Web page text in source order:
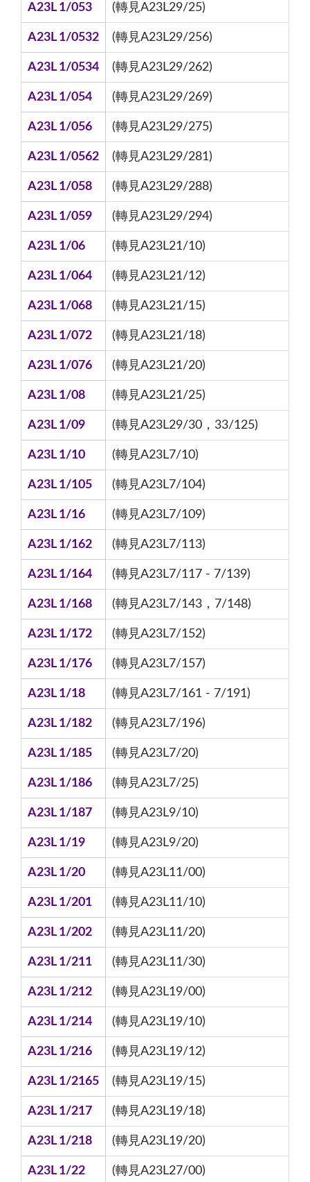
A23L 1/053 (轉見A23L29/25)
A23L 1/0532 (轉見A23L29/256)
A23L 1/0534 (轉見A23L29/262)
A23L 1/054 (轉見A23L29/269)
A23L 1/056 (轉見A23L29/275)
A23L 1/0562 (轉見A23L29/281)
A23L 1/058 (轉見A23L29/288)
A23L 1/059 (轉見A23L29/294)
A23L 1/06 (轉見A23L21/10)
A23L 1/064 (轉見A23L21/12)
A23L 1/068 (轉見A23L21/15)
A23L 1/072 (轉見A23L21/18)
A23L 1/076 (轉見A23L21/20)
A23L 1/08 (轉見A23L21/25)
A23L 1/09 (轉見A23L29/30，33/125)
A23L 1/10 (轉見A23L7/10)
A23L 1/105 (轉見A23L7/104)
A23L 1/16 (轉見A23L7/109)
A23L 1/162 (轉見A23L7/113)
A23L 1/164 (轉見A23L7/117 - 7/139)
A23L 1/168 (轉見A23L7/143，7/148)
A23L 1/172 (轉見A23L7/152)
A23L 1/176 (轉見A23L7/157)
A23L 1/18 (轉見A23L7/161 - 7/191)
A23L 1/182 (轉見A23L7/196)
A23L 1/185 (轉見A23L7/20)
A23L 1/186 (轉見A23L7/25)
A23L 1/187 (轉見A23L9/10)
A23L 1/19 (轉見A23L9/20)
A23L 1/20 (轉見A23L11/00)
A23L 1/201 (轉見A23L11/10)
A23L 1/202 (轉見A23L11/20)
A23L 1/211 (轉見A23L11/30)
A23L 1/212 (轉見A23L19/00)
A23L 1/214 (轉見A23L19/10)
A23L 1/216 (轉見A23L19/12)
A23L 1/2165 (轉見A23L19/15)
A23L 1/217 (轉見A23L19/18)
A23L 1/218 (轉見A23L19/20)
A23L 1/22 (轉見A23L27/00)